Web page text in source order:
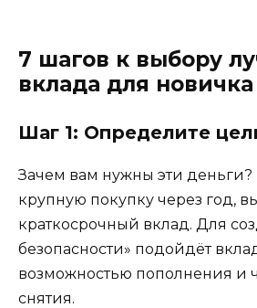
7 шагов к выбору
вклада для новичка
Шаг 1: Определите
Зачем вам нужны эти деньги?
крупную покупку через год,
краткосрочный вклад. Для
безопасности» подойдёт
возможностью пополнения и
снятия.